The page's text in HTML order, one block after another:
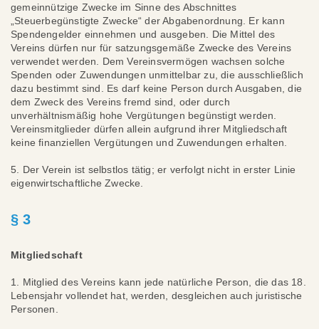
gemeinnützige Zwecke im Sinne des Abschnittes
„Steuerbegünstigte Zwecke“ der Abgabenordnung. Er kann
Spendengelder einnehmen und ausgeben. Die Mittel des
Vereins dürfen nur für satzungsgemäße Zwecke des Vereins
verwendet werden. Dem Vereinsvermögen wachsen solche
Spenden oder Zuwendungen unmittelbar zu, die ausschließlich
dazu bestimmt sind. Es darf keine Person durch Ausgaben, die
dem Zweck des Vereins fremd sind, oder durch
unverhältnismäßig hohe Vergütungen begünstigt werden.
Vereinsmitglieder dürfen allein aufgrund ihrer Mitgliedschaft
keine finanziellen Vergütungen und Zuwendungen erhalten.
5. Der Verein ist selbstlos tätig; er verfolgt nicht in erster Linie
eigenwirtschaftliche Zwecke.
§ 3
Mitgliedschaft
1. Mitglied des Vereins kann jede natürliche Person, die das 18.
Lebensjahr vollendet hat, werden, desgleichen auch juristische
Personen.